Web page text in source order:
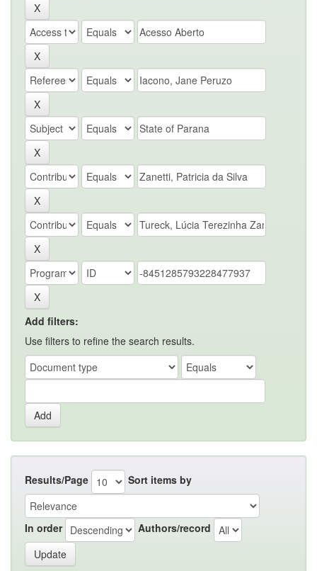
Add filters:
Use filters to refine the search results.
Results/Page Sort items by
In order Authors/record